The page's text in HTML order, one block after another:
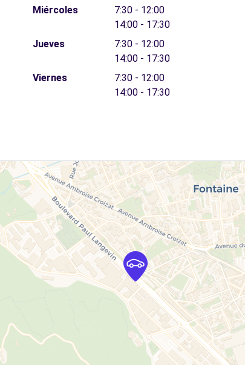
Miércoles
7:30 - 12:00
14:00 - 17:30
Jueves
7:30 - 12:00
14:00 - 17:30
Viernes
7:30 - 12:00
14:00 - 17:30